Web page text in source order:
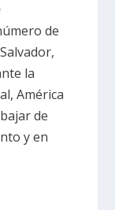
de
la
América
de
y en